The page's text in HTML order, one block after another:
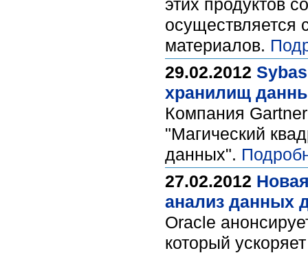
этих продуктов
осуществляется
материалов.
29.02.2012
хранилищ
Компания
"Магический
данных".
27.02.2012
анализ данных
Oracle
который